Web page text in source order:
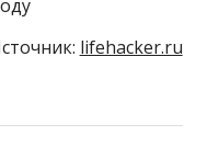
lifehacker.ru